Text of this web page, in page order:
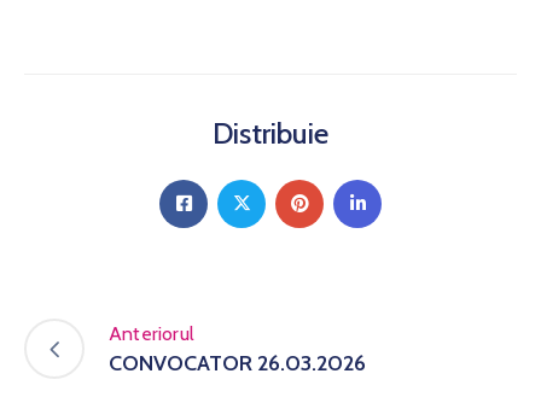
Distribuie
Anteriorul
CONVOCATOR 26.03.2026